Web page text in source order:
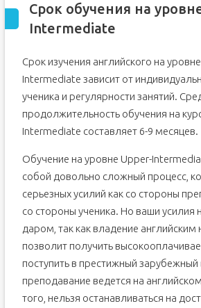
Срок обучения на
Intermediate
Срок изучения английского на
Intermediate зависит от
ученика и регулярности занятий.
продолжительность обучения на
Intermediate составляет 6-9 месяцев.
Обучение на уровне Upper-
собой довольно сложный процесс,
серьезных усилий как со стороны
со стороны ученика. Но ваши усилия
даром, так как владение английским
позволит получить
поступить в престижный зарубежный
преподавание ведется на
того, нельзя останавливаться на